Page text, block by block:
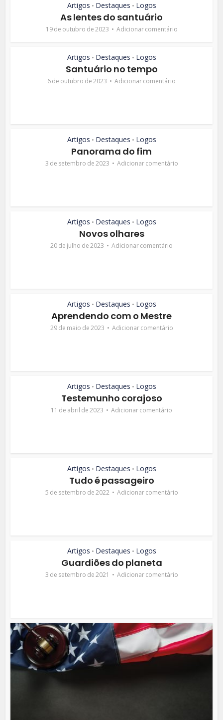
Artigos • Destaques • Logos
As lentes do santuário
19 de outubro de 2023 Adicionar comentário
Artigos • Destaques • Logos
Santuário no tempo
6 de outubro de 2023 Adicionar comentário
Artigos • Destaques • Logos
Panorama do fim
3 de setembro de 2023 Adicionar comentário
Artigos • Destaques • Logos
Novos olhares
20 de julho de 2023 Adicionar comentário
Artigos • Destaques • Logos
Aprendendo com o Mestre
29 de maio de 2023 Adicionar comentário
Artigos • Destaques • Logos
Testemunho corajoso
11 de abril de 2023 Adicionar comentário
Artigos • Destaques • Logos
Tudo é passageiro
5 de setembro de 2022 Adicionar comentário
Artigos • Destaques • Logos
Guardiões do planeta
3 de setembro de 2021 Adicionar comentário